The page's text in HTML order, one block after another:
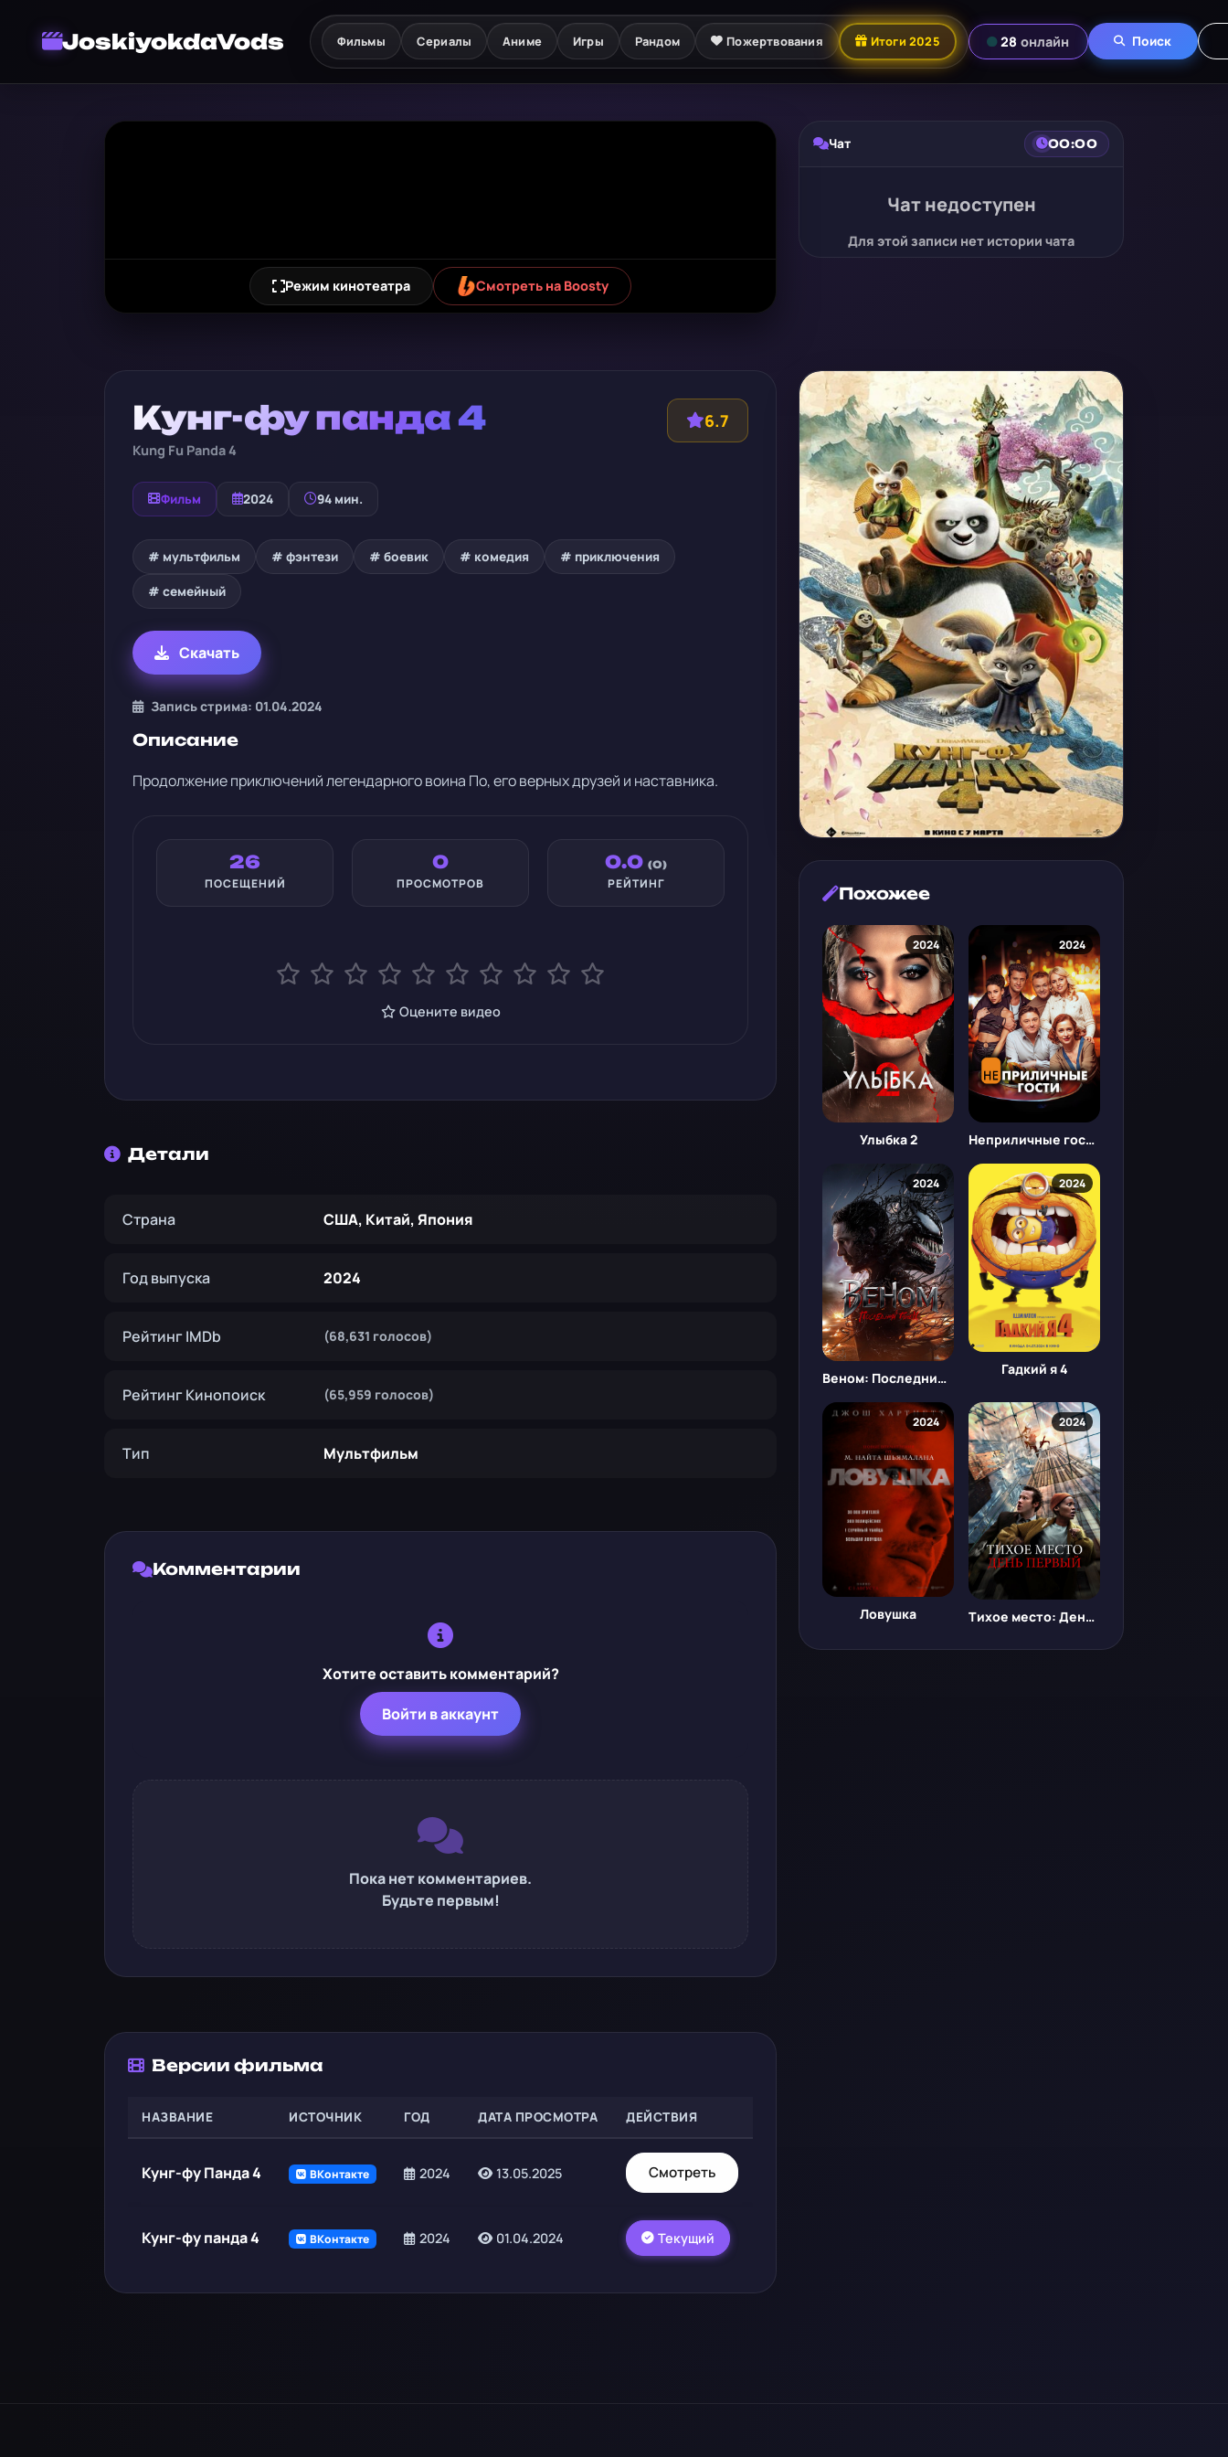
JoskiyokdaVods Фильмы Сериалы Аниме Игры Рандом Пожертвования Итоги 2025 28 онлайн Поиск
Режим кинотеатра Смотреть на Boosty
Чат 00:00
Чат недоступен
Для этой записи нет истории чата
Кунг-фу панда 4
Kung Fu Panda 4
6.7
Фильм 2024 94 мин.
# мультфильм # фэнтези # боевик # комедия # приключения
# семейный
Скачать
Запись стрима: 01.04.2024
Описание
Продолжение приключений легендарного воина По, его верных друзей и наставника.
26
ПОСЕЩЕНИЙ
0
ПРОСМОТРОВ
0.0 (0)
РЕЙТИНГ
Оцените видео
Детали
Страна США, Китай, Япония
Год выпуска 2024
Рейтинг IMDb (68,631 голосов)
Рейтинг Кинопоиск (65,959 голосов)
Тип Мультфильм
Комментарии
Хотите оставить комментарий?
Войти в аккаунт
Пока нет комментариев.
Будьте первым!
Версии фильма
НАЗВАНИЕ ИСТОЧНИК ГОД ДАТА ПРОСМОТРА ДЕЙСТВИЯ
Кунг-фу Панда 4 ВКонтакте 2024 13.05.2025 Смотреть
Кунг-фу панда 4 ВКонтакте 2024 01.04.2024 Текущий
Похожее
2024
Улыбка 2
2024
Неприличные гости
2024
Веном: Последний танец
2024
Гадкий я 4
2024
Ловушка
2024
Тихое место: День первый